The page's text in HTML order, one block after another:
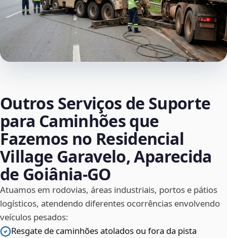
Outros Serviços de Suporte
para Caminhões que
Fazemos no Residencial
Village Garavelo, Aparecida
de Goiânia‑GO
Atuamos em rodovias, áreas industriais, portos e pátios
logísticos, atendendo diferentes ocorrências envolvendo
veículos pesados:
Resgate de caminhões atolados ou fora da pista